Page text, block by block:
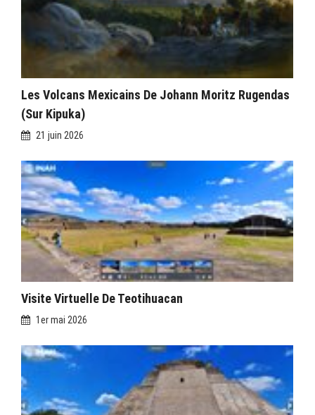
Les Volcans Mexicains De Johann Moritz Rugendas
(sur Kipuka)
21 juin 2026
Visite Virtuelle De Teotihuacan
1er mai 2026